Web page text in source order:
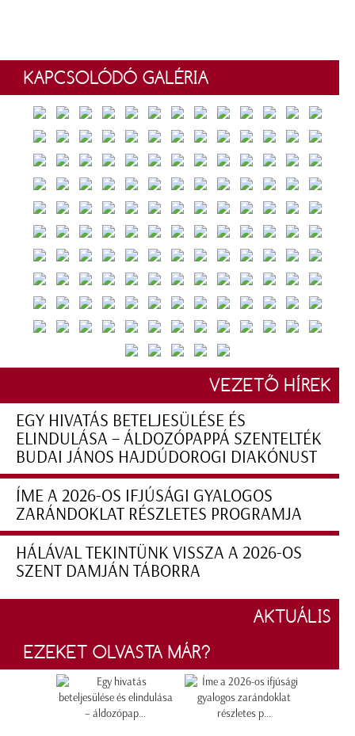
KAPCSOLÓDÓ GALÉRIA
VEZETŐ HÍREK
EGY HIVATÁS BETELJESÜLÉSE ÉS
ELINDULÁSA – ÁLDOZÓPAPPÁ SZENTELTÉK
BUDAI JÁNOS HAJDÚDOROGI DIAKÓNUST
ÍME A 2026-OS IFJÚSÁGI GYALOGOS
ZARÁNDOKLAT RÉSZLETES PROGRAMJA
HÁLÁVAL TEKINTÜNK VISSZA A 2026-OS
SZENT DAMJÁN TÁBORRA
AKTUÁLIS
EZEKET OLVASTA MÁR?